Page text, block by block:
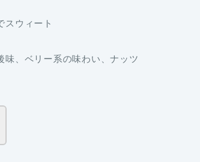
スウィート
味、ベリー系の味わい、ナッツ